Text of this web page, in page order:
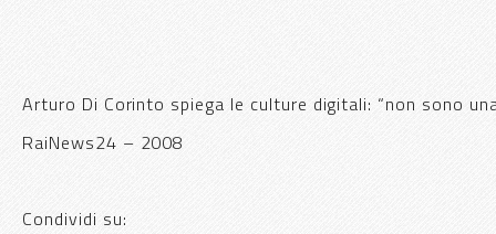
Arturo Di Corinto spiega le culture digitali: “non sono
RaiNews24 – 2008
Condividi su: